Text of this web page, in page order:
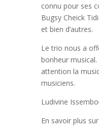
connu pour ses
Bugsy Cheick
et bien d’autres.
Le trio nous a
bonheur
attention la
musiciens.
Ludivine
En savoir plus sur